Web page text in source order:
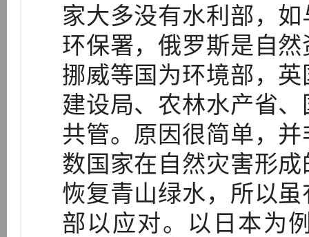
家大多没有水利部，
环保署，俄罗斯是自
挪威等国为环境部，
建设局、农林水产省
共管。原因很简单，
数国家在自然灾害形
恢复青山绿水，所以
部以应对。以日本为